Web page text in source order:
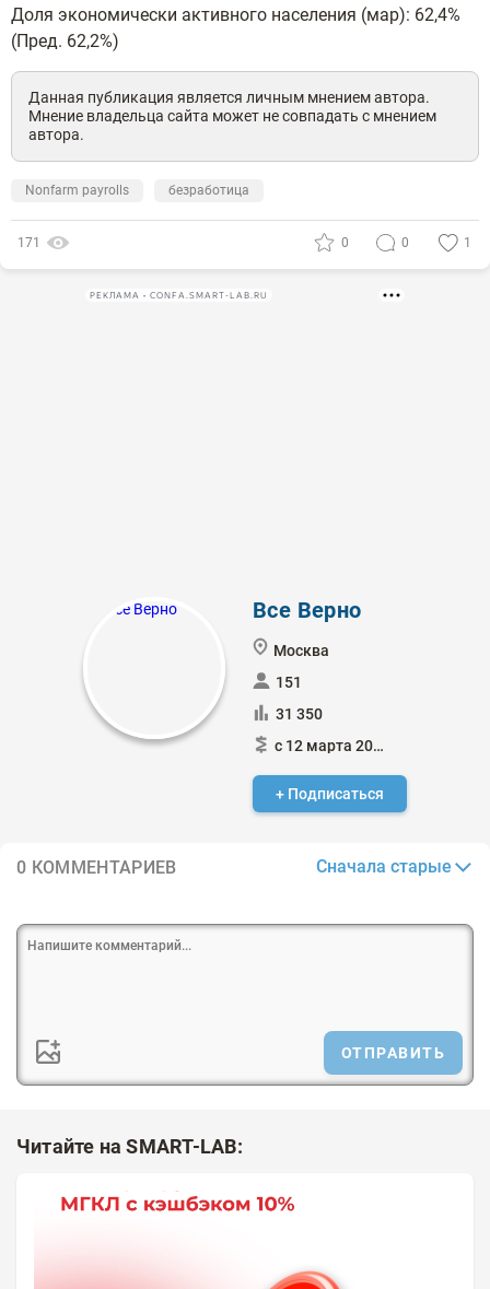
Доля экономически активного населения (мар): 62,4%
(Пред. 62,2%)
Данная публикация является личным мнением автора.
Мнение владельца сайта может не совпадать с мнением
автора.
Nonfarm payrolls безработица
171 0 0 1
РЕКЛАМА • CONFA.SMART-LAB.RU
Все Верно
Москва
151
31 350
с 12 марта 2018
+ Подписаться
0 КОММЕНТАРИЕВ Сначала старые
ОТПРАВИТЬ
Читайте на SMART-LAB: